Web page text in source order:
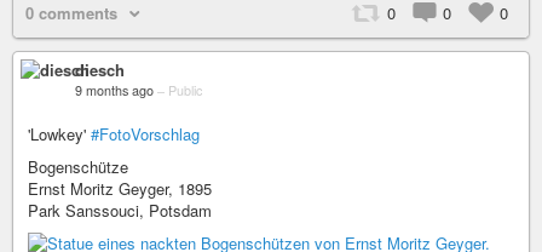
0 comments 0 0 0
diesch
9 months ago – Public
'Lowkey' #FotoVorschlag
Bogenschütze
Ernst Moritz Geyger, 1895
Park Sanssouci, Potsdam